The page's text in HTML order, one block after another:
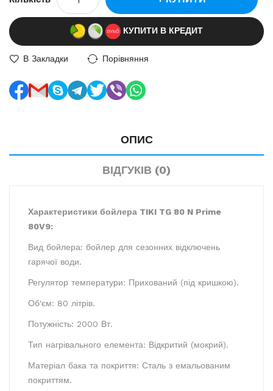
КУПИТИ В КРЕДИТ
В Закладки Порівняння
ОПИС
ВІДГУКІВ (0)
Характеристики бойлера TIKI TG 80 N Prime
80V9:
Вид бойлера: бойлер для сезонних відключень
гарячої води.
Регулятор температури: Прихований (під кришкою).
Об'єм: 80 літрів.
Потужність: 2000 Вт.
Тип нагрівального елемента: Відкритий (мокрий).
Матеріал бака та покриття: Сталь з емальованим
покриттям.